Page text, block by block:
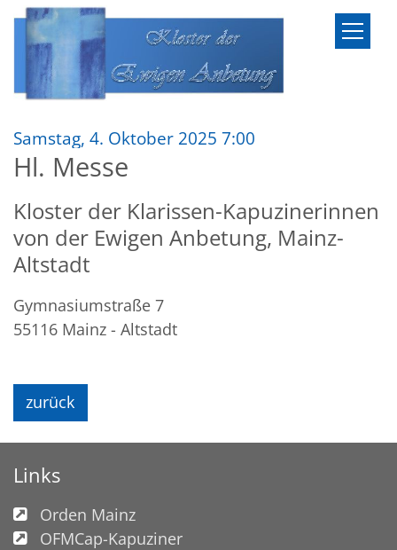
Zum Inhalt springen
Samstag, 4. Oktober 2025 7:00
Hl. Messe
Kloster der Klarissen-Kapuzinerinnen
von der Ewigen Anbetung, Mainz-
Altstadt
Gymnasiumstraße 7
55116 Mainz - Altstadt
zurück
Links
Orden Mainz
OFMCap-Kapuziner